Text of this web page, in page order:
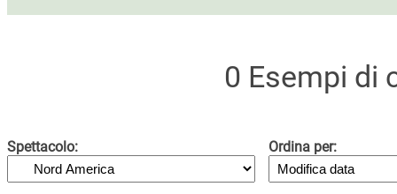
0 Esempi di
Spettacolo: Ordina per: